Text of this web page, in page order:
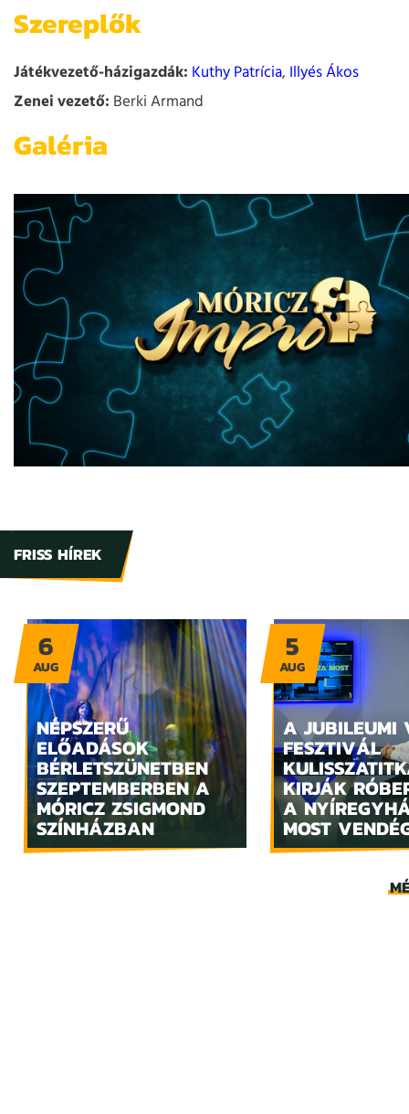
Szereplők
Játékvezető-házigazdák: Kuthy Patrícia, Illyés Ákos
Zenei vezető: Berki Armand
Galéria
FRISS HÍREK
NÉPSZERŰ
ELŐADÁSOK
BÉRLETSZÜNETBEN
SZEPTEMBERBEN A
MÓRICZ ZSIGMOND
SZÍNHÁZBAN
6
AUG
A JUBILEUMI
FESZTIVÁL
KIRJÁK
A
MOST
5
AUG